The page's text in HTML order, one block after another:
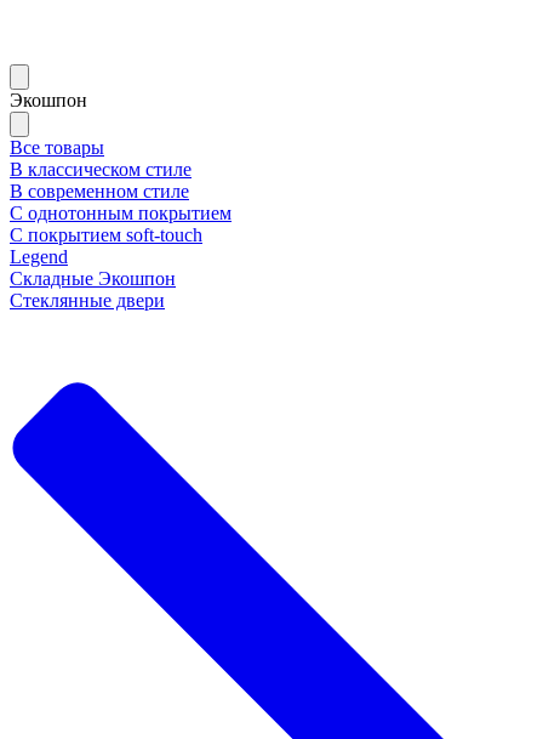
Экошпон
Все товары
В классическом стиле
В современном стиле
С однотонным покрытием
С покрытием soft-touch
Legend
Складные Экошпон
Стеклянные двери